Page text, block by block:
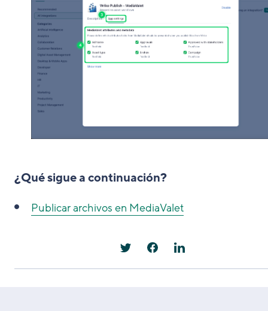
¿Qué sigue a continuación?
Publicar archivos en MediaValet